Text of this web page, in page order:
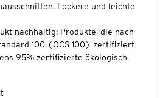
Lockere und leichte
nachhaltig: Produkte, die nach
100 (OCS 100) zertifiziert
95% zertifizierte ökologisch